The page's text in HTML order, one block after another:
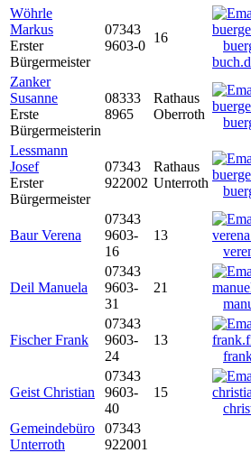
Wöhrle
Markus
Erster
Bürgermeister
07343
9603-0
16
Zanker
Susanne
Erste
Bürgermeisterin
08333
8965
Rathaus
Oberroth
Lessmann
Josef
Erster
Bürgermeister
07343
922002
Rathaus
Unterroth
Baur Verena
07343
9603-
16
13
Deil Manuela
07343
9603-
31
21
Fischer Frank
07343
9603-
24
13
Geist Christian
07343
9603-
40
15
Gemeindebüro
Unterroth
07343
922001